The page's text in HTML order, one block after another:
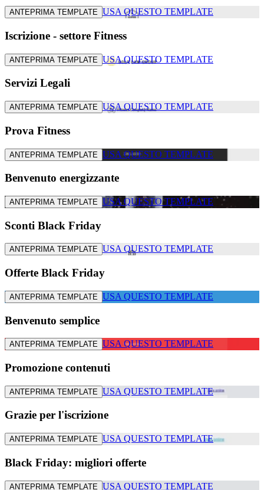
ANTEPRIMA TEMPLATE USA QUESTO TEMPLATE
Iscrizione - settore Fitness
ANTEPRIMA TEMPLATE USA QUESTO TEMPLATE
Servizi Legali
ANTEPRIMA TEMPLATE USA QUESTO TEMPLATE
Prova Fitness
ANTEPRIMA TEMPLATE USA QUESTO TEMPLATE
Benvenuto energizzante
ANTEPRIMA TEMPLATE USA QUESTO TEMPLATE
Sconti Black Friday
ANTEPRIMA TEMPLATE USA QUESTO TEMPLATE
Offerte Black Friday
ANTEPRIMA TEMPLATE USA QUESTO TEMPLATE
Benvenuto semplice
ANTEPRIMA TEMPLATE USA QUESTO TEMPLATE
Promozione contenuti
ANTEPRIMA TEMPLATE USA QUESTO TEMPLATE
Grazie per l'iscrizione
ANTEPRIMA TEMPLATE USA QUESTO TEMPLATE
Black Friday: migliori offerte
ANTEPRIMA TEMPLATE USA QUESTO TEMPLATE